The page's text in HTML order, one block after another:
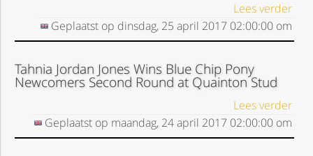
Lees verder
Geplaatst op dinsdag, 25 april 2017 02:00:00om
Tahnia Jordan Jones Wins Blue Chip Pony
Newcomers Second Round at Quainton Stud
Lees verder
Geplaatst op maandag, 24 april 2017 02:00:00om